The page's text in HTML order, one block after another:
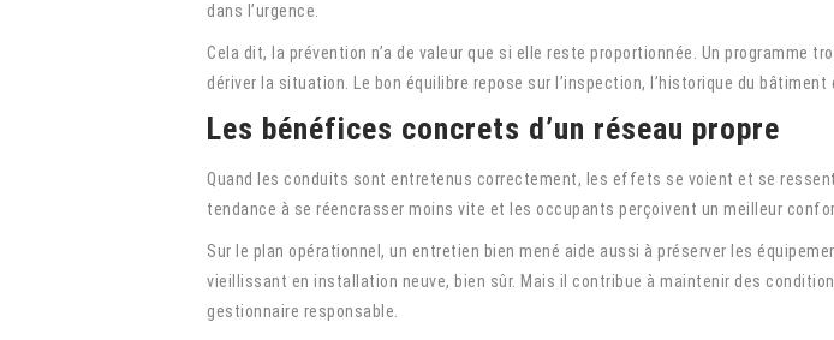
dans l’urgence.
Cela dit, la prévention n’a de valeur que si elle reste proportionnée. Un programme
dériver la situation. Le bon équilibre repose sur l’inspection, l’historique du bâtiment
Les bénéfices concrets d’un réseau propre
Quand les conduits sont entretenus correctement, les effets se voient et se
tendance à se réencrasser moins vite et les occupants perçoivent un meilleur
Sur le plan opérationnel, un entretien bien mené aide aussi à préserver les
vieillissant en installation neuve, bien sûr. Mais il contribue à maintenir des
gestionnaire responsable.